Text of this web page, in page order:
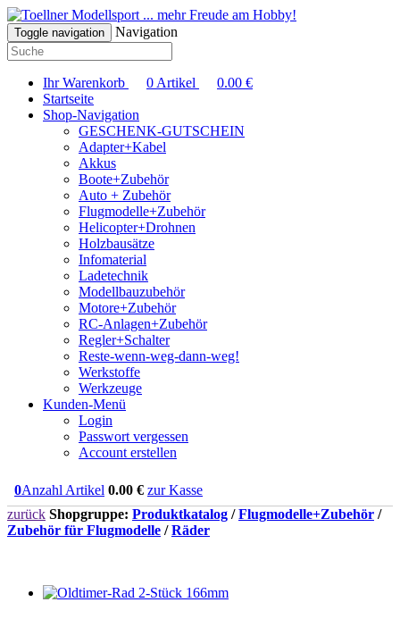
... mehr Freude am Hobby!
Toggle navigation Navigation
Ihr Warenkorb 0 Artikel 0.00 €
Startseite
Shop-Navigation
GESCHENK-GUTSCHEIN
Adapter+Kabel
Akkus
Boote+Zubehör
Auto + Zubehör
Flugmodelle+Zubehör
Helicopter+Drohnen
Holzbausätze
Infomaterial
Ladetechnik
Modellbauzubehör
Motore+Zubehör
RC-Anlagen+Zubehör
Regler+Schalter
Reste-wenn-weg-dann-weg!
Werkstoffe
Werkzeuge
Kunden-Menü
Login
Passwort vergessen
Account erstellen
0Anzahl Artikel 0.00 € zur Kasse
zurück Shopgruppe: Produktkatalog /Flugmodelle+Zubehör /
Zubehör für Flugmodelle /Räder